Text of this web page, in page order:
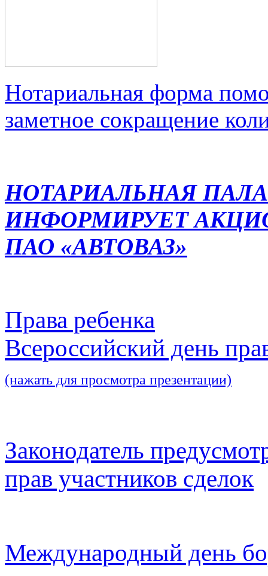
Нотариальная форма
заметное сокращение
НОТАРИАЛЬНАЯ
ИНФОРМИРУЕТ
ПАО «АВТОВАЗ»
Права ребенка
Всероссийский день
(нажать для просмотра презентации)
Законодатель
прав участников сделок
Международный день